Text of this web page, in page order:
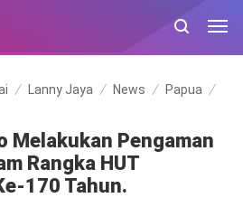
Lanny Jaya News
Papua
Melakukan Pengaman
Rangka HUT
170 Tahun.